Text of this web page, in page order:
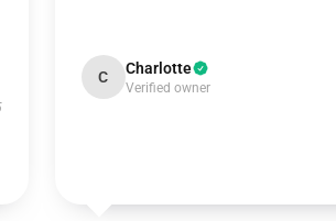
C Charlotte
Verified owner